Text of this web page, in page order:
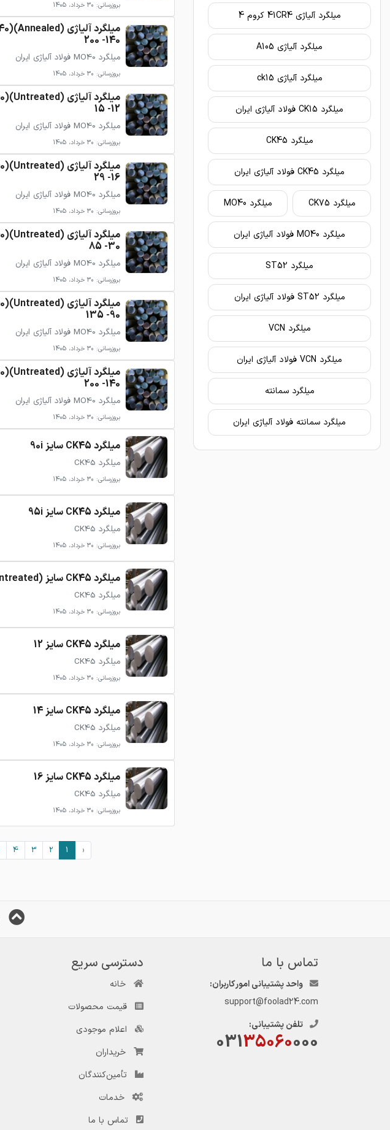
میلگرد آلیاژی 41CR4 کروم 4
میلگرد آلیاژی A105
میلگرد آلیاژی ck15
میلگرد CK15 فولاد آلیاژی ایران
میلگرد CK45
میلگرد CK45 فولاد آلیاژی ایران
میلگرد CK75 میلگرد MO40
میلگرد MO40 فولاد آلیاژی ایران
میلگرد ST52
میلگرد ST52 فولاد آلیاژی ایران
میلگرد VCN
میلگرد VCN فولاد آلیاژی ایران
میلگرد سمانته
میلگرد سمانته فولاد آلیاژی ایران
بروزرسانی: 30 خرداد، 1405
140- 200
میلگرد MO40 فولاد آلیاژی ایران
بروزرسانی: 30 خرداد، 1405
12- 15
میلگرد MO40 فولاد آلیاژی ایران
بروزرسانی: 30 خرداد، 1405
16- 29
میلگرد MO40 فولاد آلیاژی ایران
بروزرسانی: 30 خرداد، 1405
30- 85
میلگرد MO40 فولاد آلیاژی ایران
بروزرسانی: 30 خرداد، 1405
90- 135
میلگرد MO40 فولاد آلیاژی ایران
بروزرسانی: 30 خرداد، 1405
140- 200
میلگرد MO40 فولاد آلیاژی ایران
بروزرسانی: 30 خرداد، 1405
میلگرد CK45 سایز 90i
میلگرد CK45
بروزرسانی: 30 خرداد، 1405
میلگرد CK45 سایز 95i
میلگرد CK45
بروزرسانی: 30 خرداد، 1405
میلگرد CK45 سایز 1191D(Untreated)
میلگرد CK45
بروزرسانی: 30 خرداد، 1405
میلگرد CK45 سایز 12
میلگرد CK45
بروزرسانی: 30 خرداد، 1405
میلگرد CK45 سایز 14
میلگرد CK45
بروزرسانی: 30 خرداد، 1405
میلگرد CK45 سایز 16
میلگرد CK45
بروزرسانی: 30 خرداد، 1405
‹
1
2
3
4
تماس با ما
واحد پشتیبانی امور کاربران:
support@foolad24.com
تلفن پشتیبانی:
03135060000
دسترسی سریع
خانه
قیمت محصولات
اعلام موجودی
خریداران
تأمین‌کنندگان
خدمات
تماس با ما